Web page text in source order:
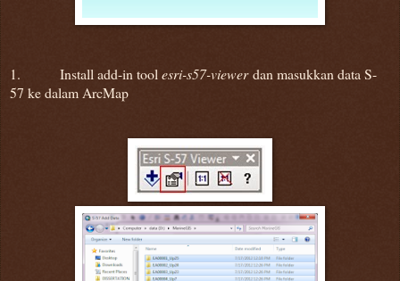
1. Install add-in tool esri-s57-viewerdan masukkan data S-
57 ke dalam ArcMap